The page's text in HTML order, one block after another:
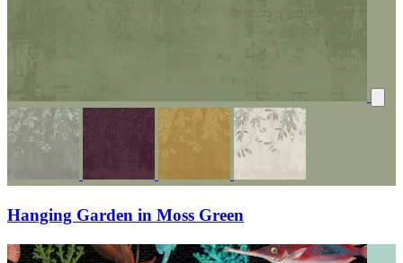
Hanging Garden in Moss Green